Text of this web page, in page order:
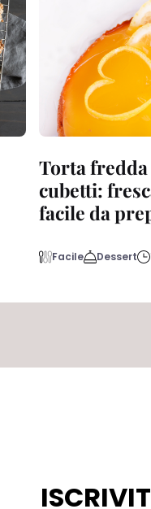
Torta
cubetti:
facile da
Facile Dessert